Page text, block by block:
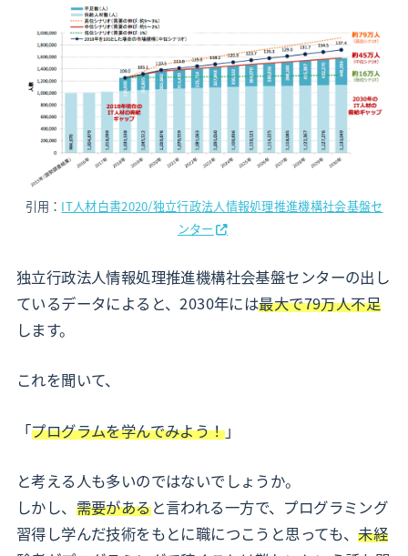
引用： IT人材白書2020/独立行政法人情報処理推進機構社会基盤セ
ンター
独立行政法人情報処理推進機構社会基盤センターの出し
ているデータによると、2030年には最大で79万人不足
します。
これを聞いて、
「プログラムを学んでみよう！」
と考える人も多いのではないでしょうか。
しかし、 需要があると言われる一方で、プログラミング
習得し学んだ技術をもとに職につこうと思っても、未経